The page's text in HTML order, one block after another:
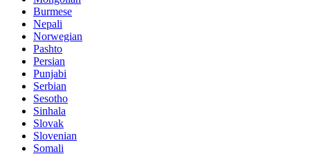
Burmese
Nepali
Norwegian
Pashto
Persian
Punjabi
Serbian
Sesotho
Sinhala
Slovak
Slovenian
Somali